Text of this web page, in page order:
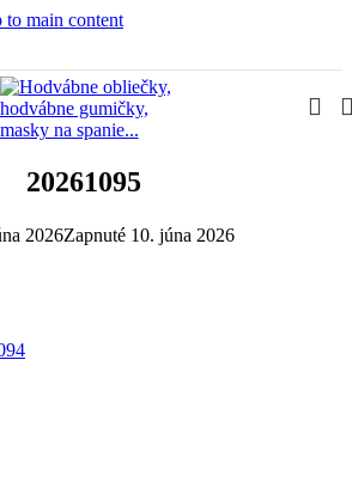
to main content
20261095
2026Zapnuté 10. júna 2026